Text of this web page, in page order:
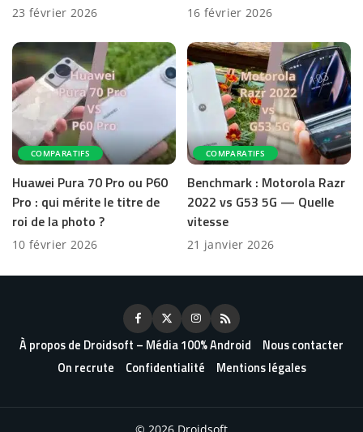
23 février 2026 16 février 2026
COMPARATIFS
Huawei Pura 70 Pro ou P60
Pro : qui mérite le titre de
roi de la photo ?
10 février 2026
COMPARATIFS
Benchmark : Motorola Razr
2022 vs G53 5G — Quelle
vitesse
21 janvier 2026
À propos de Droidsoft – Média 100% Android
Nous contacter
On recrute
Confidentialité Mentions légales